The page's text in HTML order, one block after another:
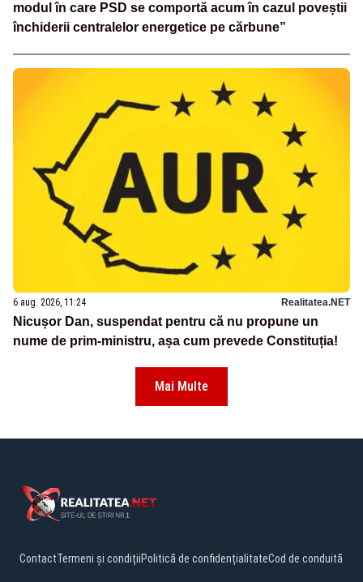
modul în care PSD se comportă acum în cazul poveștii
închiderii centralelor energetice pe cărbune”
6 aug. 2026, 11:24 Realitatea.NET
Nicușor Dan, suspendat pentru că nu propune un
nume de prim-ministru, așa cum prevede Constituția!
Mai Multe
ContactTermeni și condițiiPolitică de confidențialitateCod de conduită